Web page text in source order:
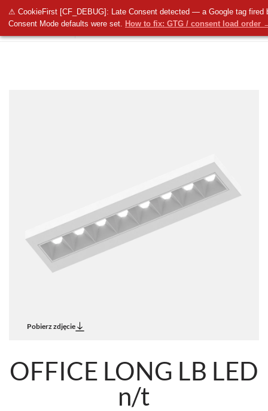
⚠ CookieFirst [CF_DEBUG]: Late Consent detected — a Google tag fired
Consent Mode defaults were set. How to fix: GTG / consent load order
Pobierz zdjęcie
OFFICE LONG LB LED
n/t